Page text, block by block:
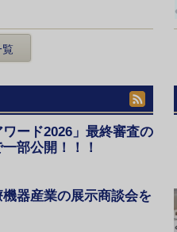
ワード2026」最終審査の
部公開！！！
器産業の展示商談会を